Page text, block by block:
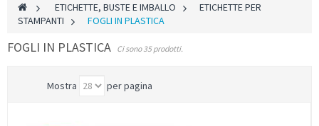
> ETICHETTE, BUSTE E IMBALLO >
ETICHETTE PER
STAMPANTI
> FOGLI IN PLASTICA
FOGLI IN PLASTICA Ci sono 35 prodotti.
Mostra per pagina